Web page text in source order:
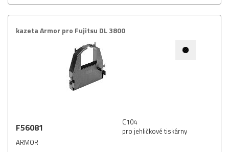
kazeta Armor pro Fujitsu DL 3800
F56081
ARMOR
C104
pro jehličkové tiskárny